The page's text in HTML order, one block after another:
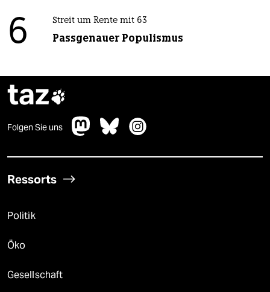
6 Streit um Rente mit 63
Passgenauer Populismus
taz
Folgen Sie uns
Ressorts
Politik
Öko
Gesellschaft